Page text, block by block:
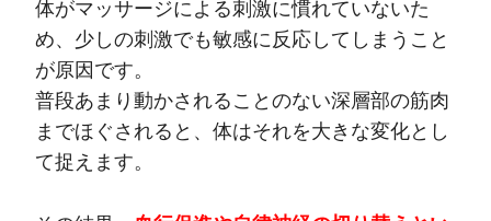
体がマッサージによる刺激に慣れていないた
め、少しの刺激でも敏感に反応してしまうこと
が原因です。
普段あまり動かされることのない深層部の筋肉
までほぐされると、体はそれを大きな変化とし
て捉えます。